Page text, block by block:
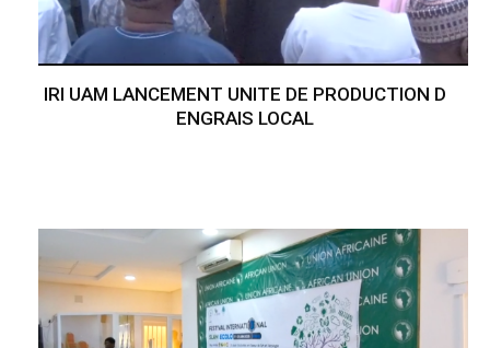
IRI UAM LANCEMENT UNITE DE PRODUCTION D
ENGRAIS LOCAL